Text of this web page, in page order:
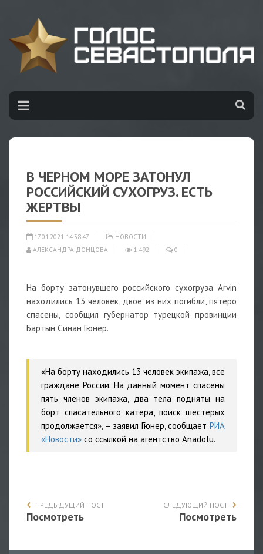
В ЧЕРНОМ МОРЕ ЗАТОНУЛ
РОССИЙСКИЙ СУХОГРУЗ. ЕСТЬ
ЖЕРТВЫ
17.01.2021 14:38:47
НОВОСТИ
АЛЕКСАНДРА ДОНЦОВА
1 492 0
На борту затонувшего российского сухогруза Arvin
находились 13 человек, двое из них погибли, пятеро
спасены, сообщил губернатор турецкой провинции
Бартын Синан Гюнер.
«На борту находились 13 человек экипажа, все
граждане России. На данный момент спасены
пять членов экипажа, два тела подняты на
борт спасательного катера, поиск шестерых
продолжается», – заявил Гюнер, сообщает РИА
«Новости» со ссылкой на агентство Anadolu.
ПРЕДЫДУЩИЙ ПОСТ
Посмотреть
СЛЕДУЮЩИЙ ПОСТ
Посмотреть